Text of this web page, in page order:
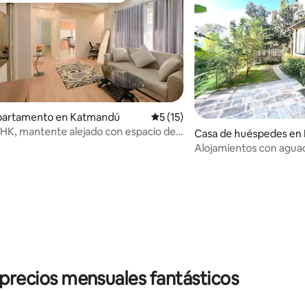
promedio: 5 de 5, 4 reseñas
en Katmandú Calificación promedio: 5 de 5, 15
5 (15)
mantente alejado con espacio de
Casa de huéspedes en
ndú
Alojamientos con
mensuales fantásticos